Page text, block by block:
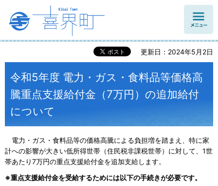
更新日：2024年5月2日
令和5年度 電力・ガス・食料品等価格高
騰重点支援給付金（7万円）の追加給付
について
電力・ガス・食料品等の価格高騰による負担増を踏まえ、特に家
計への影響が大きい低所得世帯（住民税非課税世帯）に対して、1世
帯あたり7万円の重点支援給付金を追加支給します。
※重点支援給付金を受給するためには以下の手続きが必要です。